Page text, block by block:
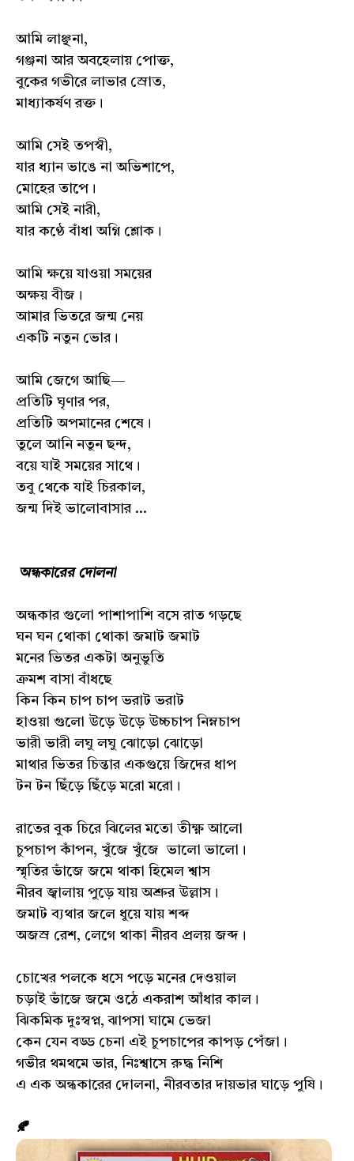
আমি লাঞ্ছনা,
গঞ্জনা আর অবহেলায় পোক্ত,
বুকের গভীরে লাভার স্রোত,
মাধ্যাকর্ষণ রক্ত।
আমি সেই তপস্বী,
যার ধ্যান ভাঙে না অভিশাপে,
মোহের তাপে।
আমি সেই নারী,
যার কণ্ঠে বাঁধা অগ্নি শ্লোক।
আমি ক্ষয়ে যাওয়া সময়ের
অক্ষয় বীজ।
আমার ভিতরে জন্ম নেয়
একটি নতুন ভোর।
আমি জেগে আছি—
প্রতিটি ঘৃণার পর,
প্রতিটি অপমানের শেষে।
তুলে আনি নতুন ছন্দ,
বয়ে যাই সময়ের সাথে।
তবু থেকে যাই চিরকাল,
জন্ম দিই ভালোবাসার ...
অন্ধকারের দোলনা
অন্ধকার গুলো পাশাপাশি বসে রাত গড়ছে
ঘন ঘন থোকা থোকা জমাট জমাট
মনের ভিতর একটা অনুভুতি
ক্রমশ বাসা বাঁধছে
কিন কিন চাপ চাপ ভরাট ভরাট
হাওয়া গুলো উড়ে উড়ে উচ্চচাপ নিম্নচাপ
ভারী ভারী লঘু লঘু ঝোড়ো ঝোড়ো
মাথার ভিতর চিন্তার একগুয়ে জিদের ধাপ
টন টন ছিঁড়ে ছিঁড়ে মরো মরো।
রাতের বুক চিরে ঝিলের মতো তীক্ষ্ণ আলো
চুপচাপ কাঁপন, খুঁজে খুঁজে ভালো ভালো।
স্মৃতির ভাঁজে জমে থাকা হিমেল শ্বাস
নীরব জ্বালায় পুড়ে যায় অশ্রুর উল্লাস।
জমাট ব্যথার জলে ধুয়ে যায় শব্দ
অজস্র রেশ, লেগে থাকা নীরব প্রলয় জব্দ।
চোখের পলকে ধসে পড়ে মনের দেওয়াল
চড়াই ভাঁজে জমে ওঠে একরাশ আঁধার কাল।
ঝিকমিক দুঃস্বপ্ন, ঝাপসা ঘামে ভেজা
কেন যেন বড্ড চেনা এই চুপচাপের কাপড় পেঁজা।
গভীর থমথমে ভার, নিঃশ্বাসে রুদ্ধ নিশি
এ এক অন্ধকারের দোলনা, নীরবতার দায়ভার ঘাড়ে পুষি।
🍂